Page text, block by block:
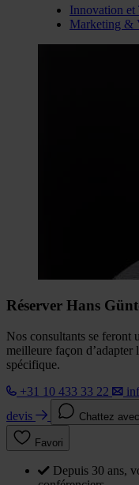
Innovation et
Marketing &
Réserver Hans
Nos consultants se feront
meilleure façon
spécifique.
+31 10 433 33 22
devis
Chattez
Favori
Depuis 30 ans,